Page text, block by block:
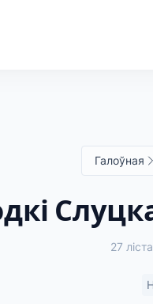
Галоўная
27